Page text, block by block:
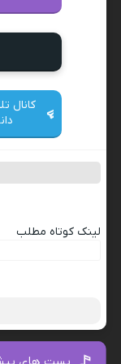
کانال
لینک کوتاه مطلب